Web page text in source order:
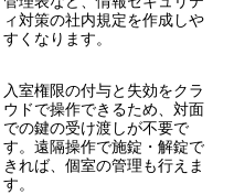
ィ対策の社内規定を作成しや
すくなります。
入室権限の付与と失効をクラ
ウドで操作できるため、対面
での鍵の受け渡しが不要で
す。遠隔操作で施錠・解錠で
きれば、個室の管理も行えま
す。